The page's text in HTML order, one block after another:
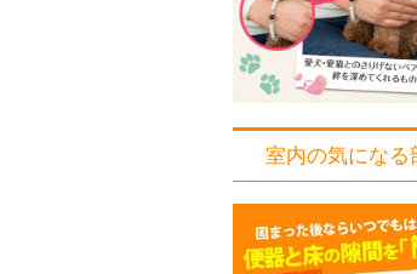
室内の気になる